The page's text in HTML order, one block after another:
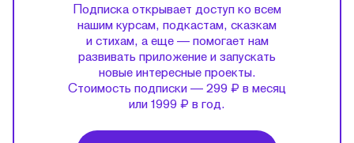
Подписка открывает доступ ко всем
нашим курсам, подкастам, сказкам
и стихам, а еще — помогает нам
развивать приложение и запускать
новые интересные проекты.
Стоимость подписки — 299 ₽ в месяц
или 1999 ₽ в год.